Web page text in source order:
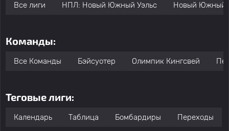
Все лиги НПЛ: Новый Южный Уэльс Новый Южный
Команды:
Все Команды Бэйсуотер Олимпик Кингсвей
Теговые лиги:
Календарь Таблица Бомбардиры Переходы